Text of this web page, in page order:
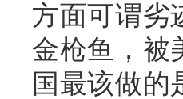
方面可谓劣
金枪鱼，被
国最该做的